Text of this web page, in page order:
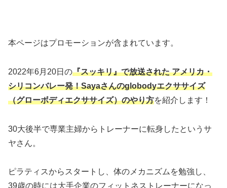
本ページはプロモーションが含まれています。
2022年6月20日の『スッキリ』で放送された アメリカ・
シリコンバレー発！Sayaさんのglobodyエクササイズ
（グローボディエクササイズ）のやり方を紹介します！
30大後半で専業主婦からトレーナーに転身したというサ
ヤさん。
ピラティスからスタートし、体のメカニズムを勉強し、
39歳の時には大手企業のフィットネストレーナーになっ